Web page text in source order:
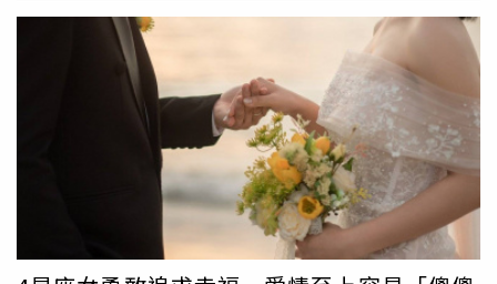
歉，「我在此請你與本人道歉，並向傳媒交代你所說的全是
謊言。本人保留追究責任不排除採取法律行動。」此外，葉
蘊儀特別針對爆料說明，她表示前夫陳柏浩沒送過她999朵
玫瑰花，家境也不是豪門，更不是什麼玩具大王，只是鍋碗
出口的小小貿易商。對於傳出被前公公支票扔，葉蘊儀反擊
沒有這件事，但確實被要求留在家中看帶孩子。葉蘊儀也透
露這25年以來的生活近況，「我從來沒有做保險及房產代
理，我這二十五年都是靠以前的積蓄，還有美術教育工作。
中間我還唸了七年的藝術學位，畢業於澳洲墨爾本理工大
學。」葉蘊儀強調，當初會和陳柏浩結婚，因為對方的熱切
關心，「我當時未有計較他們家的經濟狀況，後來才知道這